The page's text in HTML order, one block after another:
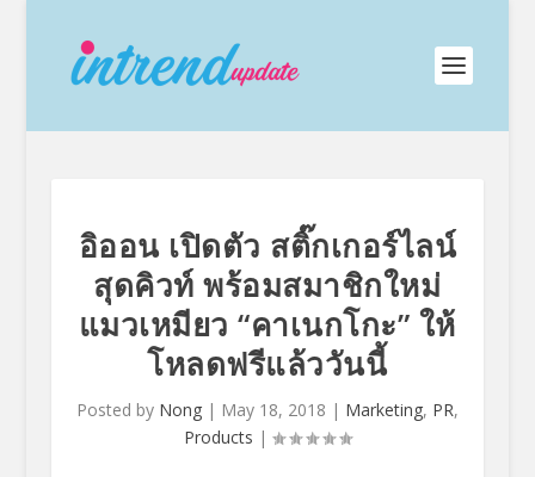
อิออน เปิดตัว สติ๊กเกอร์ไลน์
สุดคิวท์ พร้อมสมาชิกใหม่
แมวเหมียว “คาเนกโกะ” ให้
โหลดฟรีแล้ววันนี้
Posted by Nong| May 18, 2018 | Marketing, PR,
Products |